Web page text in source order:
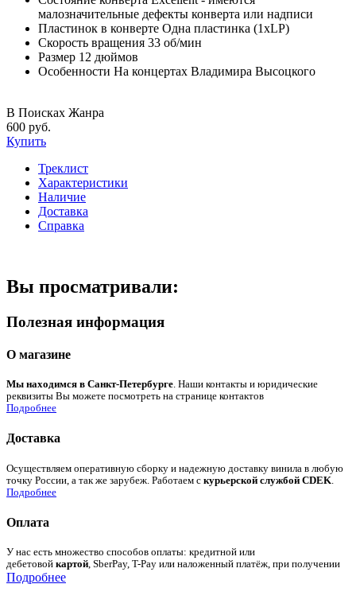
малозначительные дефекты конверта или надписи
Пластинок в конверте Одна пластинка (1xLP)
Скорость вращения 33 об/мин
Размер 12 дюймов
Особенности На концертах Владимира Высоцкого
В Поисках Жанра
600 руб.
Купить
Треклист
Характеристики
Наличие
Доставка
Справка
Вы просматривали:
Полезная информация
О магазине
Мы находимся в Санкт-Петербурге. Наши контакты и юридические
реквизиты Вы можете посмотреть на странице контактов
Подробнее
Доставка
Осуществляем оперативную сборку и надежную доставку винила в любую
точку России, а так же зарубеж. Работаем с курьерской службой CDEK
Подробнее
Оплата
У нас есть множество способов оплаты: кредитной или
дебетовой картой, SberPay, T-Pay или наложенный платёж, при получении
Подробнее